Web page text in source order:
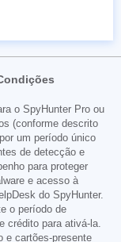
o SpyHunter Pro ou
(conforme descrito
um período único
de detecção e
para proteger
e acesso à
do SpyHunter.
o período de
crédito para ativá-la.
e cartões-presente